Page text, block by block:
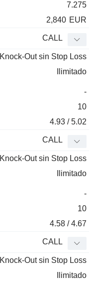
7.275
2,840 EUR
CALL
Knock-Out sin Stop Loss
Ilimitado
-
10
4.93 / 5.02
CALL
Knock-Out sin Stop Loss
Ilimitado
-
10
4.58 / 4.67
CALL
Knock-Out sin Stop Loss
Ilimitado